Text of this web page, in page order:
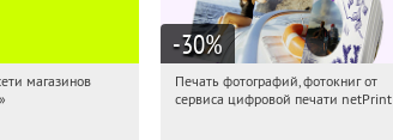
Получи первым!
магазинов
-30%
08:37:48 Получили:
Печать фотографий, фотокниг от
сервиса цифровой печати netPrint